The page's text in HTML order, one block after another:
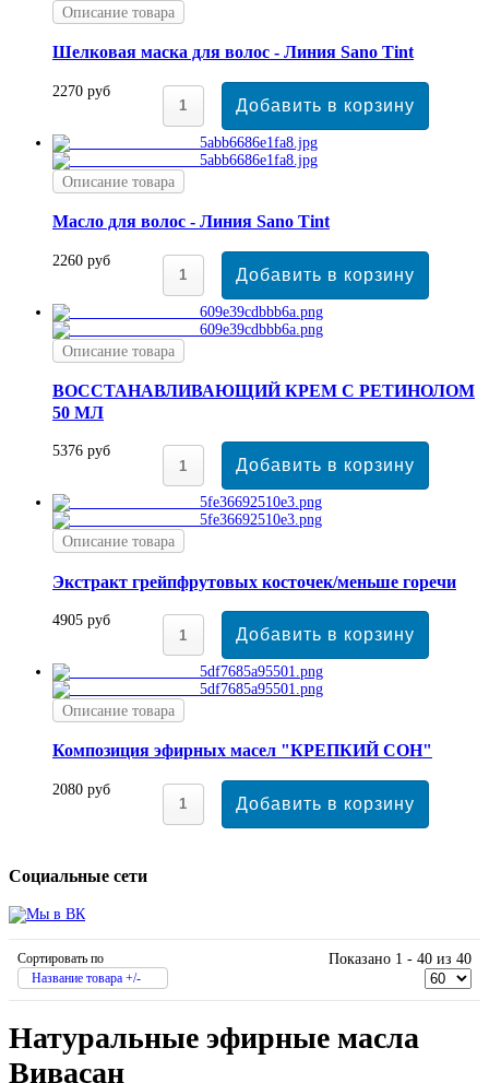
Описание товара
Шелковая маска для волос - Линия Sano Tint
2270 руб
Описание товара
Масло для волос - Линия Sano Tint
2260 руб
Описание товара
ВОССТАНАВЛИВАЮЩИЙ КРЕМ С РЕТИНОЛОМ
50 МЛ
5376 руб
Описание товара
Экстракт грейпфрутовых косточек/меньше горечи
4905 руб
Описание товара
Композиция эфирных масел "КРЕПКИЙ СОН"
2080 руб
Социальные сети
Сортировать по
Название товара +/-
Показано 1 - 40 из 40
Натуральные эфирные масла
Вивасан